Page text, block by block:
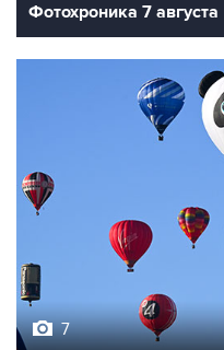
Фотохроника 7 августа
7